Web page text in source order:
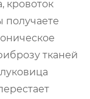
кровоток
получаете
тканей